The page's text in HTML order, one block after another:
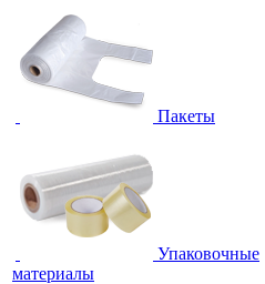
Пакеты
Упаковочные
материалы